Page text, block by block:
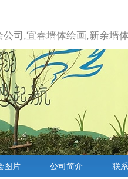
公司,宜春墙体绘画,新余墙
图片 公司简介 联